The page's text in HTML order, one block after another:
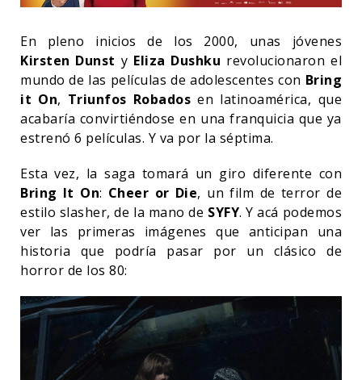
En pleno inicios de los 2000, unas jóvenes
Kirsten Dunst y Eliza Dushku revolucionaron el
mundo de las películas de adolescentes con Bring
it On, Triunfos Robados en latinoamérica, que
acabaría convirtiéndose en una franquicia que ya
estrenó 6 películas. Y va por la séptima.
Esta vez, la saga tomará un giro diferente con
Bring It On: Cheer or Die, un film de terror de
estilo slasher, de la mano de SYFY. Y acá podemos
ver las primeras imágenes que anticipan una
historia que podría pasar por un clásico de
horror de los 80: